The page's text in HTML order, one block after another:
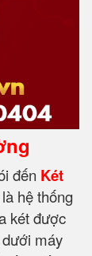
đến Két
hệ thống
két được
máy